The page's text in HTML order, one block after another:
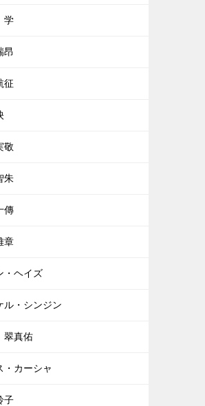
学
昂
征
敬
朱
傳
章
・ヘイズ
ル・シンジン
翠真佑
・カーシャ
子